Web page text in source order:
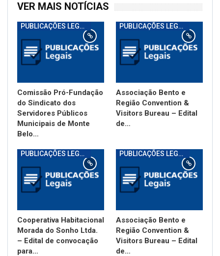
VER MAIS NOTÍCIAS
PUBLICAÇÕES LEGAIS
Comissão Pró-Fundação
do Sindicato dos
Servidores Públicos
Municipais de Monte
Belo…
PUBLICAÇÕES LEGAIS
Associação Bento e
Região Convention &
Visitors Bureau – Edital
de…
PUBLICAÇÕES LEGAIS
Cooperativa Habitacional
Morada do Sonho Ltda.
– Edital de convocação
para…
PUBLICAÇÕES LEGAIS
Associação Bento e
Região Convention &
Visitors Bureau – Edital
de…